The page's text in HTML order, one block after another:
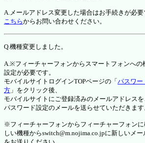
A.メールアドレス変更した場合はお手続きが必要
こちらからお問い合わせください。
Q.機種変更しました。
A.※フィーチャーフォンからスマートフォンへの
設定が必要です。
モバイルサイトログインTOPページの「 パスワー
方 」をクリック後、
モバイルサイトにご登録済みのメールアドレスを
パスワード設定のメールを送らせていただきます
※フィーチャーフォンからフィーチャーフォン
しい機種からswitch@m.nojima.co.jpに新しいメ